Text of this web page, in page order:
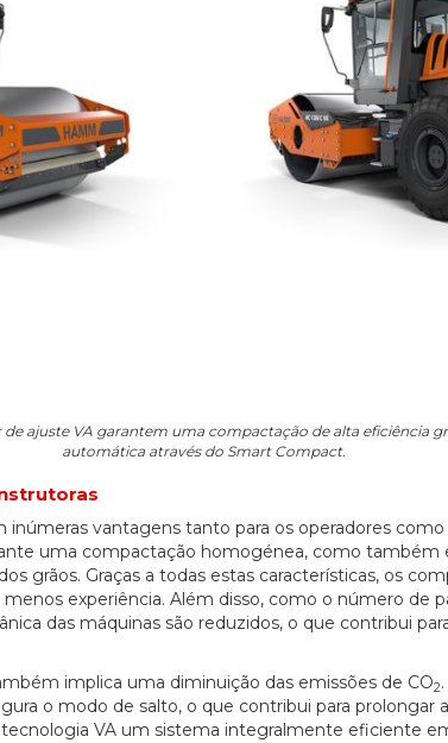
ajuste VA garantem uma compactação de alta eficiência
automática através do Smart Compact.
vantagens tanto para os operadores como
uma compactação homogénea, como também
grãos. Graças a todas estas características, os
experiência. Além disso, como o número de
das máquinas são reduzidos, o que contribui
implica uma diminuição das emissões de CO2
o modo de salto, o que contribui para prolongar
VA um sistema integralmente eficiente
06/07/2026